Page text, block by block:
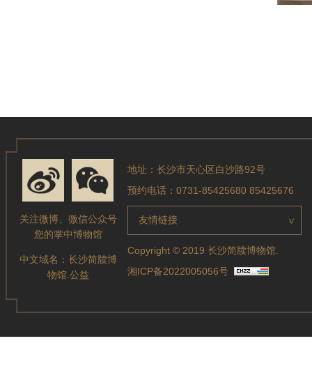
关注微博、微信公众号
您的掌中博物馆
中文域名： 长沙简牍博
物馆.公益
地址：长沙市天心区白沙路92号
预约电话：0731-85425680 85425676
友情链接 >
Copyright © 2019 长沙简牍博物馆.
湘ICP备2022005056号